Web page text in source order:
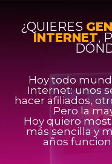
¿QUIERES
INTERNET,
Hoy todo
Internet: unos
hacer afiliados,
Pero la
Hoy quiero
más sencilla y
años